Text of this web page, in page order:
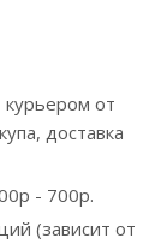
курьером от
доставка
- 700р.
(зависит от